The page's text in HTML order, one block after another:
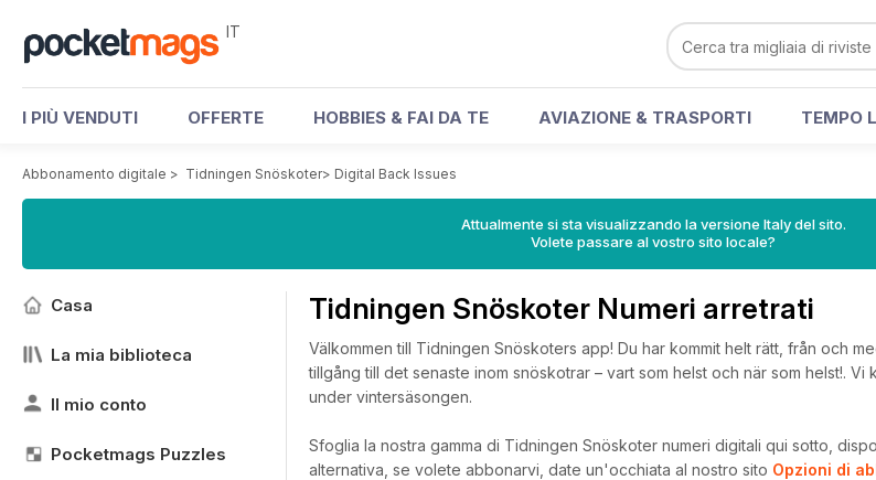
IT
I PIÙ VENDUTI OFFERTE HOBBIES & FAI DA TE AVIAZIONE & TRASPORTI TEMPO
Abbonamento digitale > Tidningen Snöskoter> Digital Back Issues
Attualmente si sta visualizzando la versione Italy del sito.
Volete passare al vostro sito locale?
Casa
La mia biblioteca
Il mio conto
Pocketmags Puzzles
Tidningen Snöskoter Numeri arretrati
Välkommen till Tidningen Snöskoters app! Du har kommit helt rätt, från och
tillgång till det senaste inom snöskotrar – vart som helst och när som helst!. Vi
under vintersäsongen.
Sfoglia la nostra gamma di Tidningen Snöskoter numeri digitali qui sotto,
alternativa, se volete abbonarvi, date un'occhiata al nostro sito Opzioni di